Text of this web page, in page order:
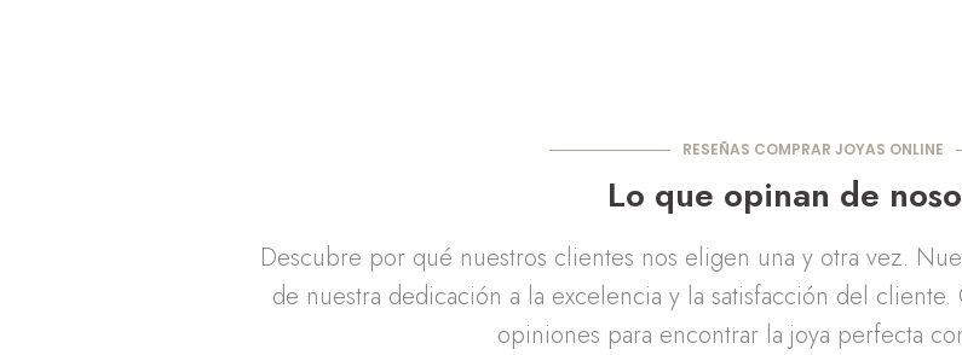
RESEÑAS COMPRAR JOYAS ONLINE
Lo que opinan de
Descubre por qué nuestros clientes nos eligen una y otra vez.
de nuestra dedicación a la excelencia y la satisfacción del
opiniones para encontrar la joya perfecta